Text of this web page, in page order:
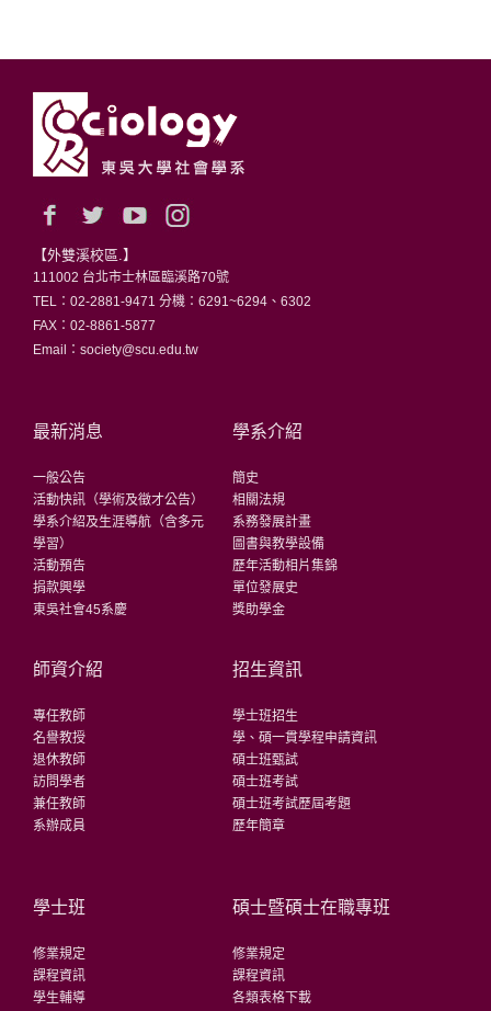
【外雙溪校區.】
111002 台北市士林區臨溪路70號
TEL：02-2881-9471 分機：6291~6294、6302
FAX：02-8861-5877
Email：society@scu.edu.tw
最新消息
一般公告
活動快訊（學術及徵才公告）
學系介紹及生涯導航（含多元
學習）
活動預告
捐款興學
東吳社會45系慶
學系介紹
簡史
相關法規
系務發展計畫
圖書與教學設備
歷年活動相片集錦
單位發展史
獎助學金
師資介紹
專任教師
名譽教授
退休教師
訪問學者
兼任教師
系辦成員
招生資訊
學士班招生
學、碩一貫學程申請資訊
碩士班甄試
碩士班考試
碩士班考試歷屆考題
歷年簡章
學士班
修業規定
課程資訊
學生輔導
碩士暨碩士在職專班
修業規定
課程資訊
各類表格下載